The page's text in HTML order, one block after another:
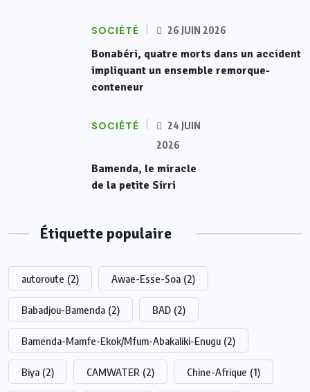
SOCIÉTÉ 26 JUIN 2026
Bonabéri, quatre morts dans un accident
impliquant un ensemble remorque-
conteneur
SOCIÉTÉ
24 JUIN
2026
Bamenda, le miracle
de la petite Sirri
Étiquette populaire
autoroute (2) Awae-Esse-Soa (2)
Babadjou-Bamenda (2) BAD (2)
Bamenda-Mamfe-Ekok/Mfum-Abakaliki-Enugu (2)
Biya (2) CAMWATER (2) Chine-Afrique (1)